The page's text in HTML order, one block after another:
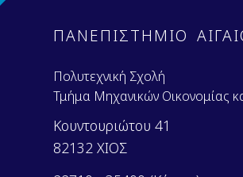
n
ΠΑΝΕΠΙΣΤΗΜΙΟ
Πολυτεχνική Σχολή
Τμήμα Μηχανικών Οικονομίας
Κουντουριώτου 41
82132 ΧΙΟΣ